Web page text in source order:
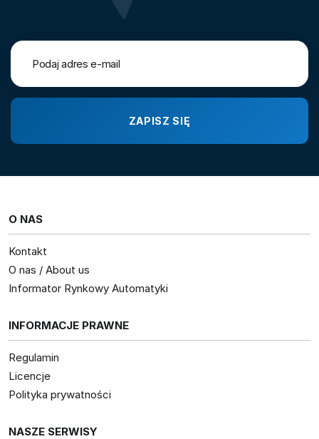
O NAS
Kontakt
O nas / About us
Informator Rynkowy Automatyki
INFORMACJE PRAWNE
Regulamin
Licencje
Polityka prywatności
NASZE SERWISY